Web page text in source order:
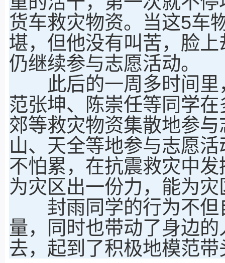
货车救灾物资。当这5车
堪，但他没有叫苦，脸
仍继续参与志愿活动。
此后的一周多时间里
范张坤、陈崇任等同学
郊等救灾物资集散地参
山、天全等地参与志愿
不怕累，在抗震救灾中
为灾区出一份力，能为
封雨同学的行为不但
量，同时也带动了身边
去，起到了积极地模范带